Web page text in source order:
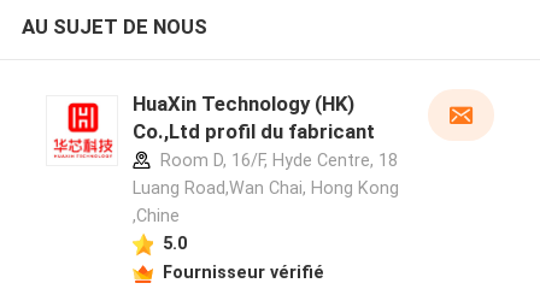
AU SUJET DE NOUS
HuaXin Technology (HK)
Co.,Ltd profil du fabricant
Room D, 16/F, Hyde Centre, 18
Luang Road,Wan Chai, Hong Kong
,Chine
5.0
Fournisseur vérifié